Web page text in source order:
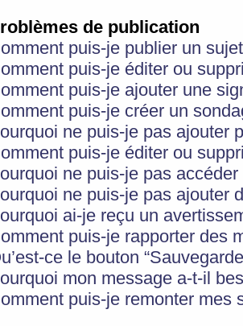
de publication
puis-je publier un
puis-je éditer ou
puis-je ajouter une
puis-je créer un
ne puis-je pas ajouter
puis-je éditer ou
ne puis-je pas
ne puis-je pas ajouter
ai-je reçu un
puis-je rapporter des
ce le bouton
mon message a-t-il
puis-je remonter mes